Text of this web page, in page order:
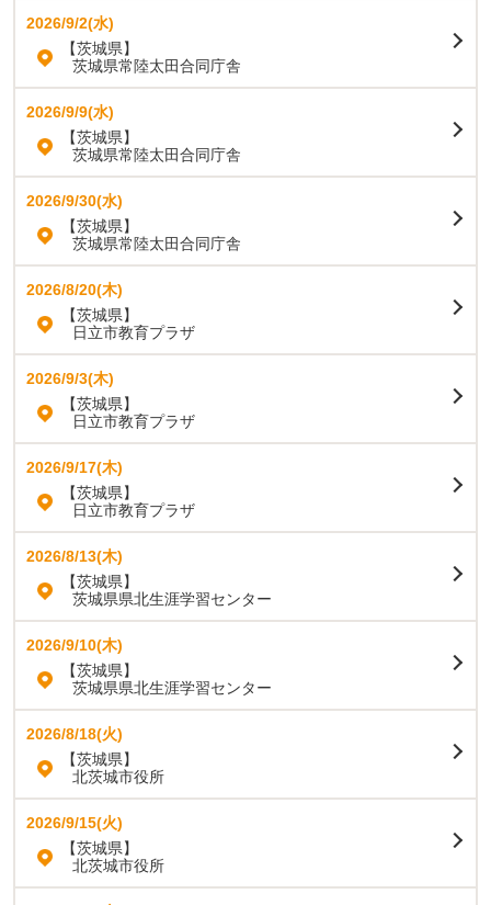
2026/9/2(水)
【茨城県】
茨城県常陸太田合同庁舎
2026/9/9(水)
【茨城県】
茨城県常陸太田合同庁舎
2026/9/30(水)
【茨城県】
茨城県常陸太田合同庁舎
2026/8/20(木)
【茨城県】
日立市教育プラザ
2026/9/3(木)
【茨城県】
日立市教育プラザ
2026/9/17(木)
【茨城県】
日立市教育プラザ
2026/8/13(木)
【茨城県】
茨城県県北生涯学習センター
2026/9/10(木)
【茨城県】
茨城県県北生涯学習センター
2026/8/18(火)
【茨城県】
北茨城市役所
2026/9/15(火)
【茨城県】
北茨城市役所